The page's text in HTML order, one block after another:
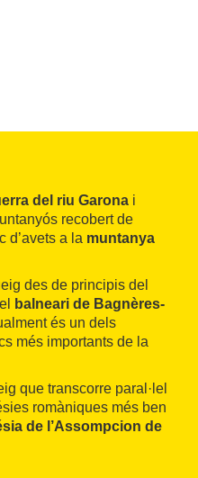
del riu Garona i
recobert de
d’avets a la muntanya
des de principis del
balneari de Bagnères-
és un dels
més importants de la
que transcorre paral·lel
romàniques més ben
de l’Assompcion de